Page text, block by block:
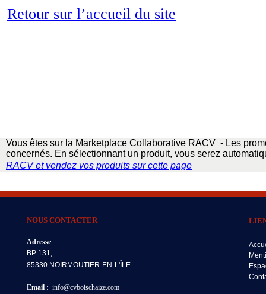
Retour sur l’accueil du site
Vous êtes sur la Marketplace Collaborative RACV - Les
concernés. En sélectionnant un produit, vous serez
RACVet vendez vos produits sur cette page
NOUS CONTACTER
Adresse :
BP 131,
85330 NOIRMOUTIER-EN-L'ÎLE
Email : info@cvboischaize.com